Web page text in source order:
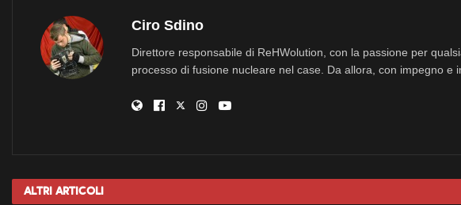
Ciro Sdino
Direttore responsabile di ReHWolution, con la passione per
processo di fusione nucleare nel case. Da allora, con impegno
Altri Articoli